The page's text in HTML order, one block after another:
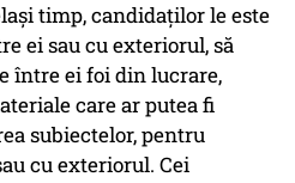
timp, candidaţilor le este
ei sau cu exteriorul, să
între ei foi din lucrare,
care ar putea fi
subiectelor, pentru
cu exteriorul. Cei